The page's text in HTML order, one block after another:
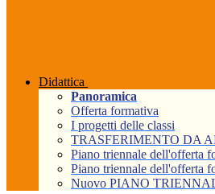
Didattica
Panoramica
Offerta formativa
I progetti delle classi
TRASFERIMENTO DA
Piano triennale dell'offerta
Piano triennale dell'offerta
Nuovo PIANO